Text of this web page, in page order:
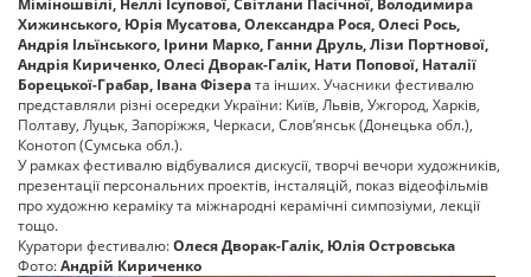
Хижинського, Юрія Мусатова, Олександра Рося, Олесі Рось,
Андрія Ільїнського, Ірини Марко, Ганни Друль, Лізи Портнової,
Андрія Кириченко, Олесі Дворак-Галік, Нати Попової, Наталії
Борецької-Грабар, Івана Фізерата інших. Учасники фестивалю
представляли різні осередки України: Київ, Львів, Ужгород, Харків,
Полтаву, Луцьк, Запоріжжя, Черкаси, Слов’янськ (Донецька обл.),
Конотоп (Сумська обл.).
У рамках фестивалю відбувалися дискусії, творчі вечори художників,
презентації персональних проектів, інсталяцій, показ відеофільмів
про художню кераміку та міжнародні керамічні симпозіуми, лекції
тощо.
Куратори фестивалю:Олеся Дворак-Галік, Юлія Островська
Фото:Андрій Кириченко